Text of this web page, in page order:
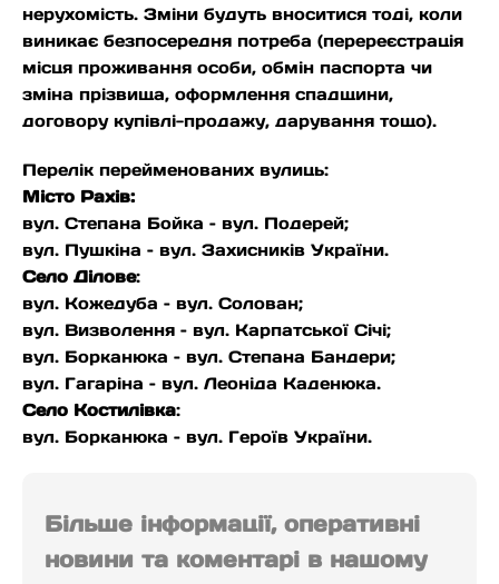
нерухомість. Зміни будуть вноситися тоді, коли
виникає безпосередня потреба (перереєстрація
місця проживання особи, обмін паспорта чи
зміна прізвища, оформлення спадщини,
договору купівлі-продажу, дарування тощо).
Перелік перейменованих вулиць:
Місто Рахів:
вул. Степана Бойка – вул. Подерей;
вул. Пушкіна – вул. Захисників України.
Село Ділове:
вул. Кожедуба – вул. Солован;
вул. Визволення – вул. Карпатської Січі;
вул. Борканюка – вул. Степана Бандери;
вул. Гагаріна – вул. Леоніда Каденюка.
Село Костилівка:
вул. Борканюка – вул. Героїв України.
Більше інформації, оперативні
новини та коментарі в нашому